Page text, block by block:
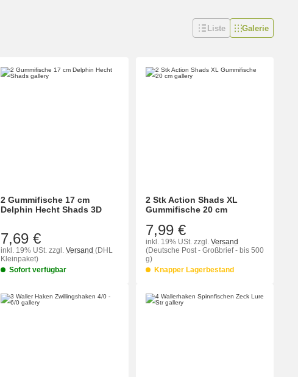
Liste Galerie
2 Gummifische 17 cm
Delphin Hecht Shads 3D
7,69 €
inkl. 19% USt. zzgl. Versand (DHL
Kleinpaket)
Sofort verfügbar
2 Stk Action Shads XL
Gummifische 20 cm
7,99 €
inkl. 19% USt. zzgl. Versand
(Deutsche Post - Großbrief - bis 500
g)
Knapper Lagerbestand